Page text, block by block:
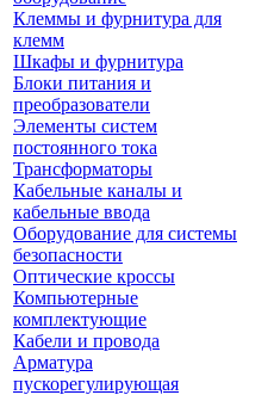
Клеммы и фурнитура для
клемм
Шкафы и фурнитура
Блоки питания и
преобразователи
Элементы систем
постоянного тока
Трансформаторы
Кабельные каналы и
кабельные ввода
Оборудование для системы
безопасности
Оптические кроссы
Компьютерные
комплектующие
Кабели и провода
Арматура
пускорегулирующая